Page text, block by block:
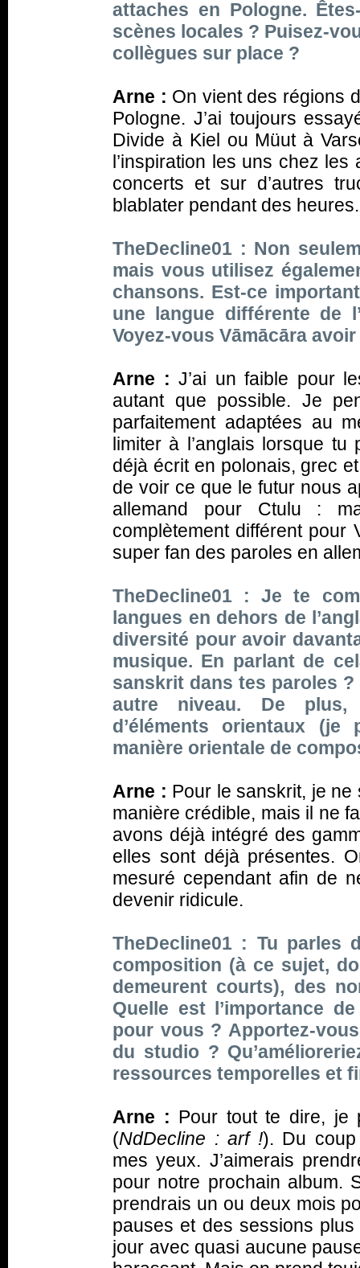
attaches en Pologne.
scènes locales ? Puisez-
collègues sur place ?
Arne : On vient des régions
Pologne. J’ai toujours
Divide à Kiel ou Müut à
l’inspiration les uns chez
concerts et sur d’autres
blablater pendant des heures.
TheDecline01 : Non
mais vous utilisez
chansons. Est-ce
une langue différente de
Voyez-vous Vāmācāra
Arne :J’ai un faible pour
autant que possible. Je
parfaitement adaptées au
limiter à l’anglais lorsque
déjà écrit en polonais, grec
de voir ce que le futur nous
allemand pour Ctulu :
complètement différent pour
super fan des paroles en
TheDecline01 : Je te
langues en dehors de
diversité pour avoir
musique. En parlant de
sanskrit dans tes paroles ?
autre niveau. De plus,
d’éléments orientaux
manière orientale de
Arne : Pour le sanskrit, je ne
manière crédible, mais il ne
avons déjà intégré des
elles sont déjà présentes.
mesuré cependant afin de
devenir ridicule.
TheDecline01 : Tu parles
composition (à ce sujet,
demeurent courts), des
Quelle est l’importance
pour vous ? Apportez-
du studio ?
ressources temporelles et
Arne : Pour tout te dire, je
(NdDecline : arf !). Du coup
mes yeux. J’aimerais
pour notre prochain album.
prendrais un ou deux mois
pauses et des sessions
jour avec quasi aucune